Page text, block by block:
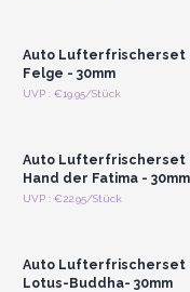
Auto Lufterfrischerset
Felge - 30mm
UVP : €19.95/StückAnmelden oder
Auto Lufterfrischerset
Hand der Fatima - 30mm
UVP : €22.95/StückAnmelden oder
Auto Lufterfrischerset
Lotus-Buddha- 30mm